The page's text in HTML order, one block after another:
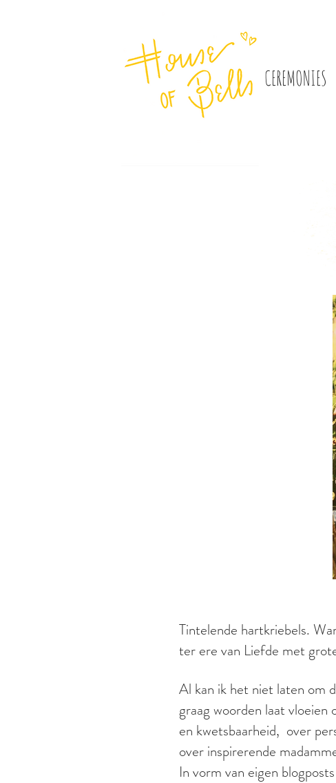
CEREMONIES
Tintelende hartkriebels.
ter ere van Liefde met
Al kan ik het niet laten om
graag woorden laat
en kwetsbaarheid, over
over inspirerende
In vorm van eigen